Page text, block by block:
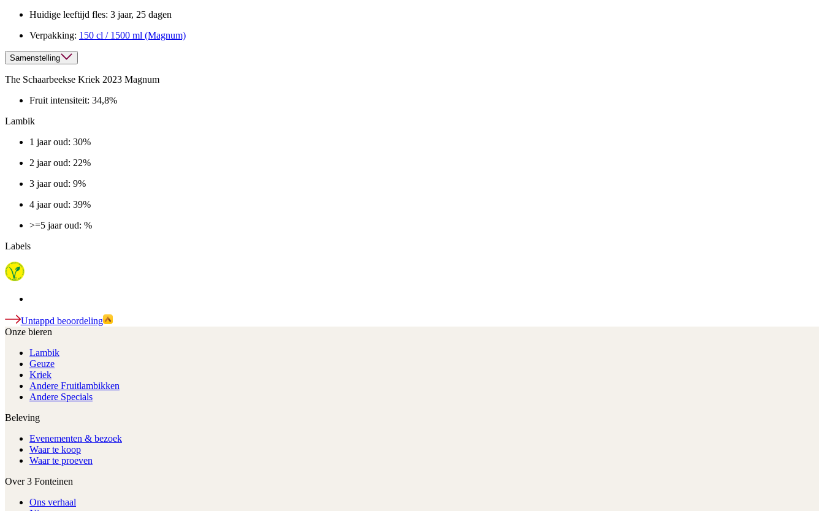
Huidige leeftijd fles: 3 jaar, 25 dagen
Verpakking: 150 cl / 1500 ml (Magnum)
Samenstelling
The Schaarbeekse Kriek 2023 Magnum
Fruit intensiteit: 34,8%
Lambik
1 jaar oud: 30%
2 jaar oud: 22%
3 jaar oud: 9%
4 jaar oud: 39%
>=5 jaar oud: %
Labels
Untappd beoordeling
Onze bieren
Lambik
Geuze
Kriek
Andere Fruitlambikken
Andere Specials
Beleving
Evenementen & bezoek
Waar te koop
Waar te proeven
Over 3 Fonteinen
Ons verhaal